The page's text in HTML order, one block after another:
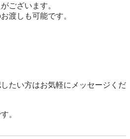
ございます。
渡しも可能です。
たい方はお気軽にメッセージくだ
。